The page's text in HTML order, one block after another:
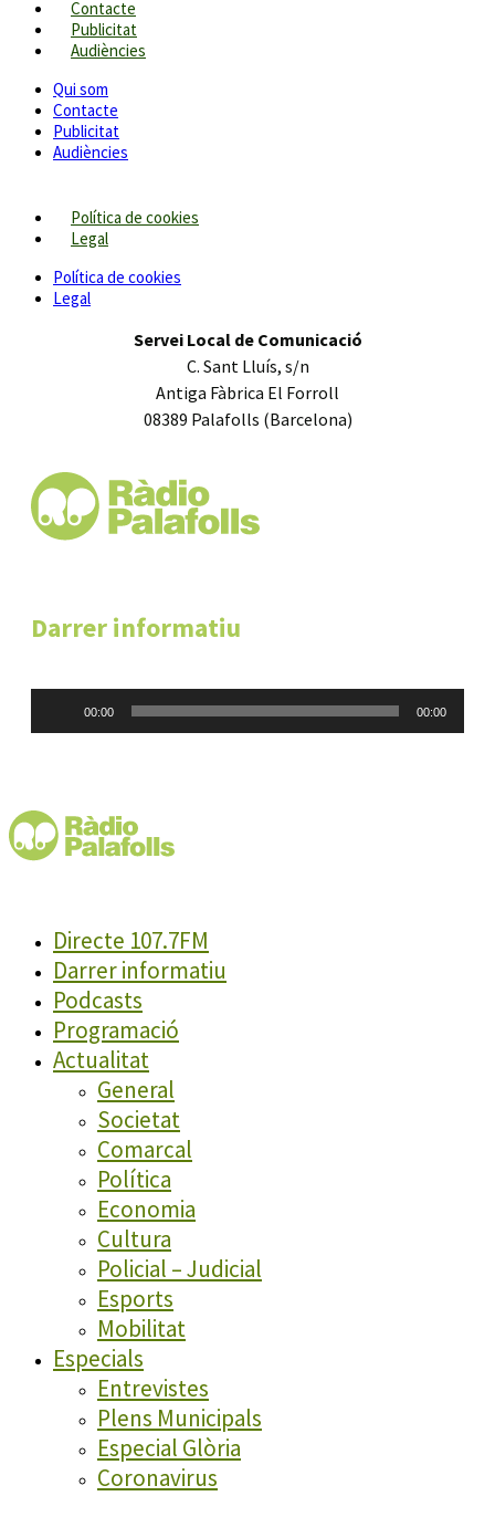
Contacte
Publicitat
Audiències
Qui som
Contacte
Publicitat
Audiències
Política de cookies
Legal
Política de cookies
Legal
Servei Local de Comunicació
C. Sant Lluís, s/n
Antiga Fàbrica El Forroll
08389 Palafolls (Barcelona)
Darrer informatiu
00:00 00:00
Directe 107.7FM
Darrer informatiu
Podcasts
Programació
Actualitat
General
Societat
Comarcal
Política
Economia
Cultura
Policial – Judicial
Esports
Mobilitat
Especials
Entrevistes
Plens Municipals
Especial Glòria
Coronavirus